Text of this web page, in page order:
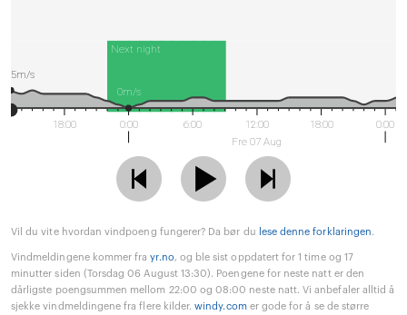
Next night
18:00 0:00 6:00
12:00
Fre 07 Aug
18:00 0:00
5m/s
0m/s
Vil du vite hvordan vindpoeng fungerer? Da bør du lese denne forklaringen.
Vindmeldingene kommer frayr.no, og ble sist oppdatert for 1 time og 17
minutter siden (Torsdag 06 August 13:30). Poengene for neste natt er den
dårligste poengsummen mellom 22:00 og 08:00 neste natt. Vi anbefaler alltid å
sjekke vindmeldingene fra flere kilder.windy.comer gode for å se de større